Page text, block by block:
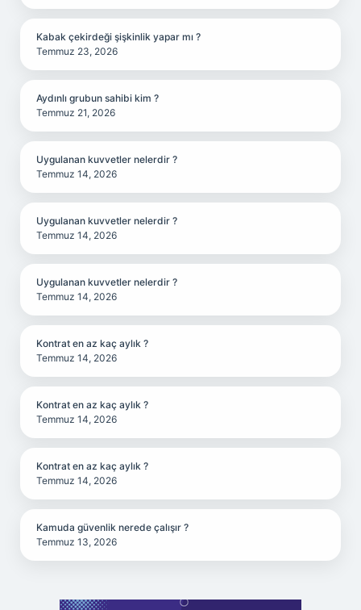
Kabak çekirdeği şişkinlik yapar mı ?
Temmuz 23, 2026
Aydınlı grubun sahibi kim ?
Temmuz 21, 2026
Uygulanan kuvvetler nelerdir ?
Temmuz 14, 2026
Uygulanan kuvvetler nelerdir ?
Temmuz 14, 2026
Uygulanan kuvvetler nelerdir ?
Temmuz 14, 2026
Kontrat en az kaç aylık ?
Temmuz 14, 2026
Kontrat en az kaç aylık ?
Temmuz 14, 2026
Kontrat en az kaç aylık ?
Temmuz 14, 2026
Kamuda güvenlik nerede çalışır ?
Temmuz 13, 2026